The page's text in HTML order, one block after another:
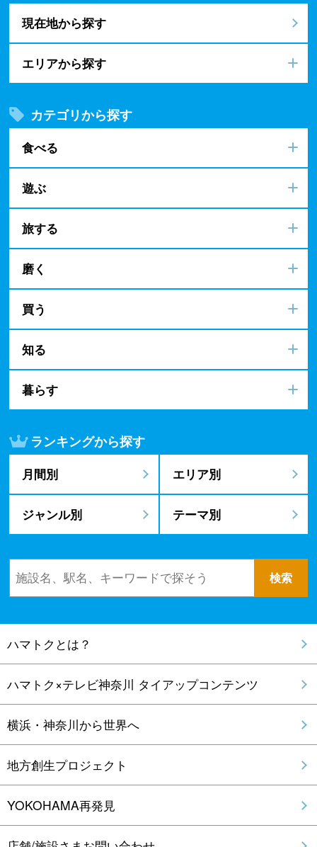
現在地から探す
エリアから探す
カテゴリから探す
食べる
遊ぶ
旅する
磨く
買う
知る
暮らす
ランキングから探す
月間別 エリア別
ジャンル別 テーマ別
ハマトクとは？
ハマトク×テレビ神奈川 タイアップコンテンツ
横浜・神奈川から世界へ
地方創生プロジェクト
YOKOHAMA再発見